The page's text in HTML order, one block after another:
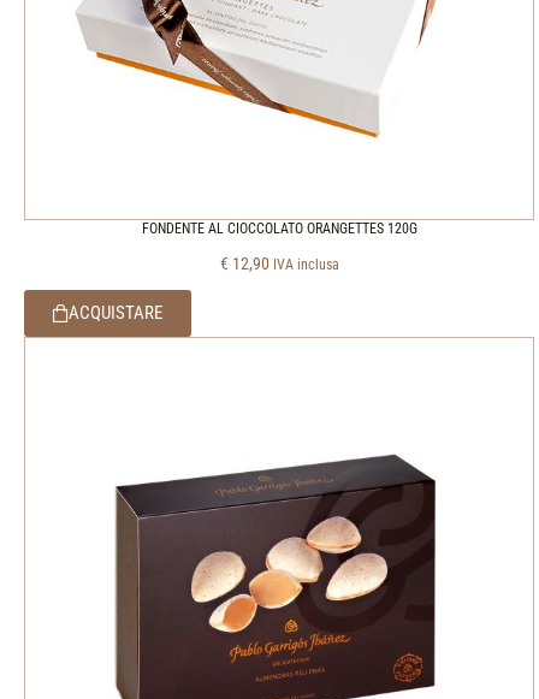
FONDENTE AL CIOCCOLATO ORANGETTES 120G
€ 12,90 IVA inclusa
ACQUISTARE